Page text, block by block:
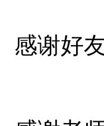
感谢好